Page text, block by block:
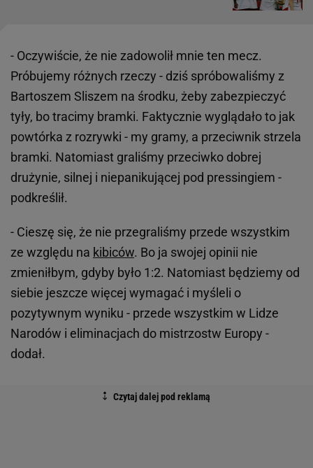
- Oczywiście, że nie zadowolił mnie ten mecz.
Próbujemy różnych rzeczy - dziś spróbowaliśmy z
Bartoszem Sliszem na środku, żeby zabezpieczyć
tyły, bo tracimy bramki. Faktycznie wyglądało to jak
powtórka z rozrywki - my gramy, a przeciwnik strzela
bramki. Natomiast graliśmy przeciwko dobrej
drużynie, silnej i niepanikującej pod pressingiem -
podkreślił.
- Cieszę się, że nie przegraliśmy przede wszystkim
ze względu na kibiców. Bo ja swojej opinii nie
zmieniłbym, gdyby było 1:2. Natomiast będziemy od
siebie jeszcze więcej wymagać i myśleli o
pozytywnym wyniku - przede wszystkim w Lidze
Narodów i eliminacjach do mistrzostw Europy -
dodał.